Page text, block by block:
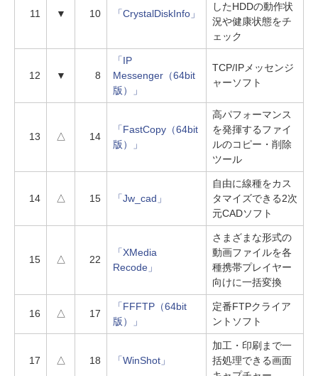
11 ▼ 10 「CrystalDiskInfo」
したHDDの動作状
況や健康状態をチ
ェック
12 ▼ 8
「IP
Messenger（64bit
版）」
TCP/IPメッセンジ
ャーソフト
13 △ 14
「FastCopy（64bit
版）」
高パフォーマンス
を発揮するファイ
ルのコピー・削除
ツール
14 △ 15 「Jw_cad」
自由に線種をカス
タマイズできる2次
元CADソフト
15 △ 22
「XMedia
Recode」
さまざまな形式の
動画ファイルを各
種携帯プレイヤー
向けに一括変換
16 △ 17
「FFFTP（64bit
版）」
定番FTPクライア
ントソフト
17 △ 18 「WinShot」
加工・印刷まで一
括処理できる画面